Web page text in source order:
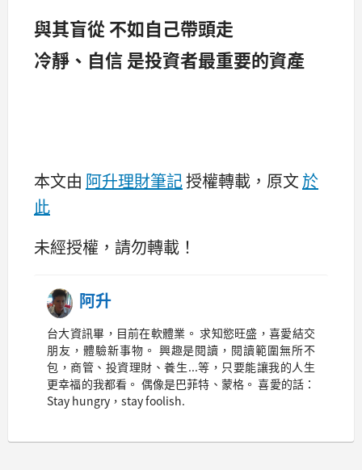
與其盲從 不如自己帶頭走
冷靜、自信 是投資者最重要的資產
本文由 阿升理財筆記授權轉載，原文 於
此
未經授權，請勿轉載！
阿升
台大資訊畢，目前在軟體業。 求知慾旺盛，喜愛結交
朋友，體驗新事物。 興趣是閱讀，閱讀範圍無所不
包，商管、投資理財、養生...等，只要能讓我的人生
更幸福的我都看。 偶像是巴菲特、蒙格。 喜愛的話：
Stay hungry，stay foolish.